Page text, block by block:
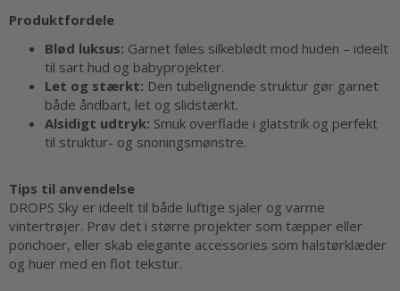
Produktfordele
Blød luksus: Garnet føles silkeblødt mod huden – ideelt
til sart hud og babyprojekter.
Let og stærkt: Den tubelignende struktur gør garnet
både åndbart, let og slidstærkt.
Alsidigt udtryk: Smuk overflade i glatstrik og perfekt
til struktur- og snoningsmønstre.
Tips til anvendelse
DROPS Sky er ideelt til både luftige sjaler og varme
vintertrøjer. Prøv det i større projekter som tæpper eller
ponchoer, eller skab elegante accessories som halstørklæder
og huer med en flot tekstur.